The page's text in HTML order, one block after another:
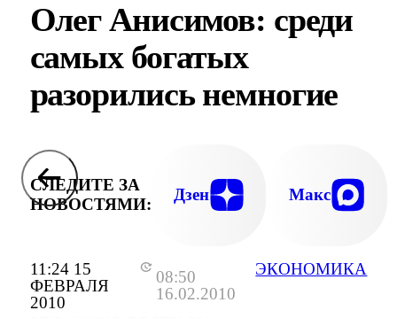
11:24 15
ФЕВРАЛЯ
2010
08:50
16.02.2010
ЭКОНОМИКА
Олег Анисимов: среди
самых богатых
разорились немногие
СЛЕДИТЕ ЗА
НОВОСТЯМИ:
Дзен Макс